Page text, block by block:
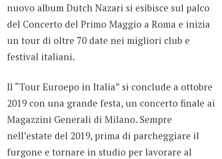
nuovo album Dutch Nazari si esibisce sul palco
del Concerto del Primo Maggio a Roma e inizia
un tour di oltre 70 date nei migliori club e
festival italiani.
Il “Tour Euroepo in Italia” si conclude a ottobre
2019 con una grande festa, un concerto finale ai
Magazzini Generali di Milano. Sempre
nell’estate del 2019, prima di parcheggiare il
furgone e tornare in studio per lavorare al